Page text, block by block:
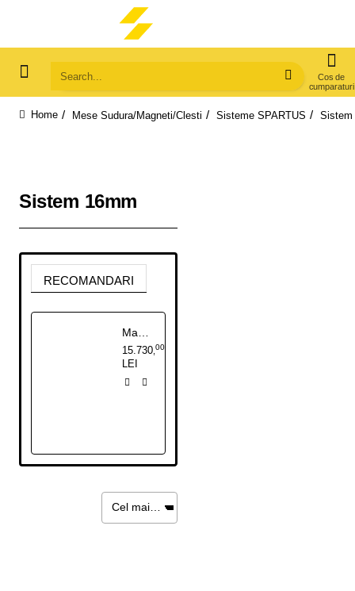
Search...
Mese Sudura/Magneti/Clesti Sisteme SPARTUS Sistem
Sistem 16mm
RECOMANDARI
Masa de sudura 1200x750x820mm pe roti, sistem D16, cu sertare, dulap si set de scule cu 62 de piese
15.730 00
LEI